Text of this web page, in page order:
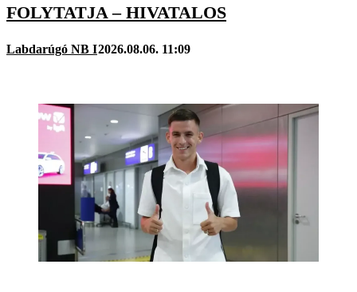
FOLYTATJA – HIVATALOS
Labdarúgó NB I2026.08.06. 11:09